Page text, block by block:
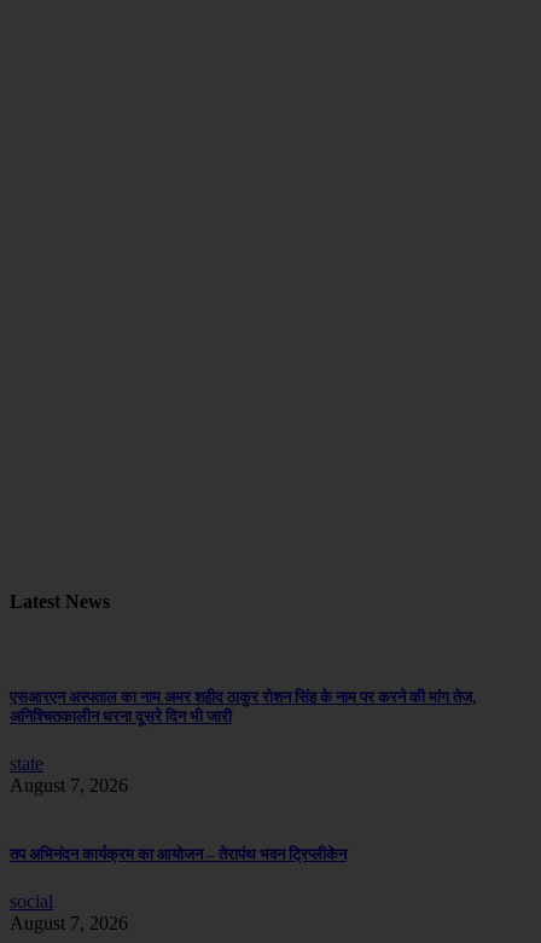
Latest News
एसआरएन अस्पताल का नाम अमर शहीद ठाकुर रोशन सिंह के नाम पर करने की मांग तेज,
अनिश्चितकालीन धरना दूसरे दिन भी जारी
state
August 7, 2026
तप अभिनंदन कार्यक्रम का आयोजन – तेरापंथ भवन ट्रिप्लीकेन
social
August 7, 2026